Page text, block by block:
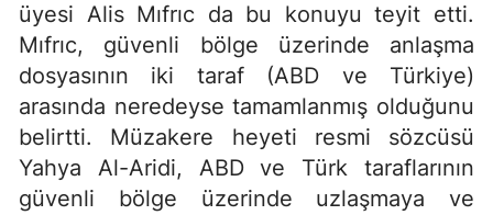
üyesi Alis Mıfrıc da bu konuyu teyit etti.
Mıfrıc, güvenli bölge üzerinde anlaşma
dosyasının iki taraf (ABD ve Türkiye)
arasında neredeyse tamamlanmış olduğunu
belirtti. Müzakere heyeti resmi sözcüsü
Yahya Al-Aridi, ABD ve Türk taraflarının
güvenli bölge üzerinde uzlaşmaya ve